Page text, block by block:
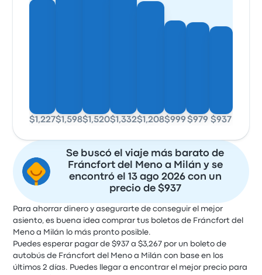
$1,227$1,598$1,520$1,332$1,208$999$979 $937
Se buscó el viaje más barato de
Fráncfort del Meno a Milán y se
encontró el 13 ago 2026 con un
precio de $937
Para ahorrar dinero y asegurarte de conseguir el mejor
asiento, es buena idea comprar tus boletos de Fráncfort del
Meno a Milán lo más pronto posible.
Puedes esperar pagar de $937 a $3,267 por un boleto de
autobús de Fráncfort del Meno a Milán con base en los
últimos 2 días. Puedes llegar a encontrar el mejor precio para